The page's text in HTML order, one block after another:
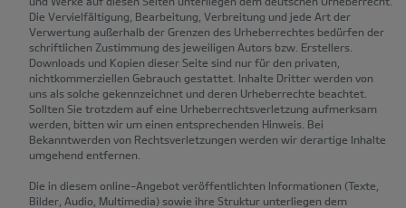
Die Vervielfältigung, Bearbeitung, Verbreitung und jede Art der
Verwertung außerhalb der Grenzen des Urheberrechtes bedürfen der
schriftlichen Zustimmung des jeweiligen Autors bzw. Erstellers.
Downloads und Kopien dieser Seite sind nur für den privaten,
nichtkommerziellen Gebrauch gestattet. Inhalte Dritter werden von
uns als solche gekennzeichnet und deren Urheberrechte beachtet.
Sollten Sie trotzdem auf eine Urheberrechtsverletzung aufmerksam
werden, bitten wir um einen entsprechenden Hinweis. Bei
Bekanntwerden von Rechtsverletzungen werden wir derartige Inhalte
umgehend entfernen.
Die in diesem online-Angebot veröffentlichten Informationen (Texte,
Bilder, Audio, Multimedia) sowie ihre Struktur unterliegen dem